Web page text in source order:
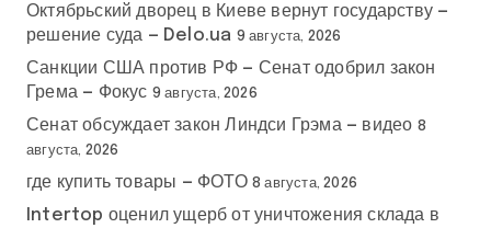
Октябрьский дворец в Киеве вернут государству —
решение суда — Delo.ua 9 августа, 2026
Санкции США против РФ — Сенат одобрил закон
Грема — Фокус 9 августа, 2026
Сенат обсуждает закон Линдси Грэма — видео 8
августа, 2026
где купить товары — ФОТО 8 августа, 2026
Intertop оценил ущерб от уничтожения склада в